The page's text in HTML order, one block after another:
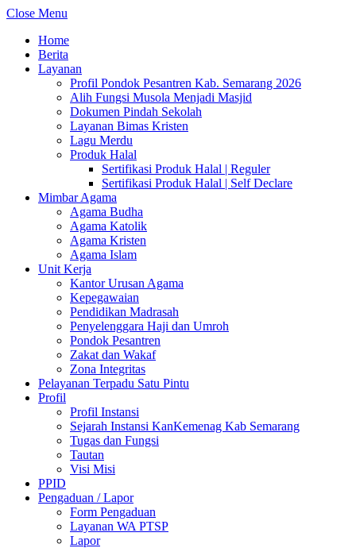
Close Menu
Home
Berita
Layanan
Profil Pondok Pesantren Kab. Semarang 2026
Alih Fungsi Musola Menjadi Masjid
Dokumen Pindah Sekolah
Layanan Bimas Kristen
Lagu Merdu
Produk Halal
Sertifikasi Produk Halal | Reguler
Sertifikasi Produk Halal | Self Declare
Mimbar Agama
Agama Budha
Agama Katolik
Agama Kristen
Agama Islam
Unit Kerja
Kantor Urusan Agama
Kepegawaian
Pendidikan Madrasah
Penyelenggara Haji dan Umroh
Pondok Pesantren
Zakat dan Wakaf
Zona Integritas
Pelayanan Terpadu Satu Pintu
Profil
Profil Instansi
Sejarah Instansi KanKemenag Kab Semarang
Tugas dan Fungsi
Tautan
Visi Misi
PPID
Pengaduan / Lapor
Form Pengaduan
Layanan WA PTSP
Lapor